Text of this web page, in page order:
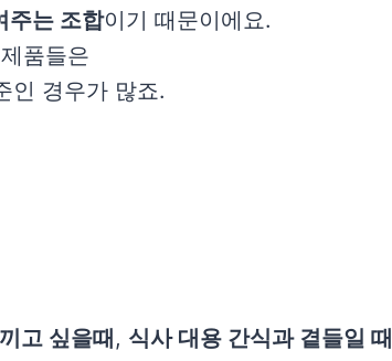
주는 조합이기 때문이에요.
품들은
인 경우가 많죠.
고 싶을때, 식사 대용 간식과 곁들일 때